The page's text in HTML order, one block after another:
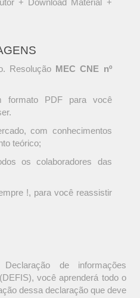
+ Download Material +
Resolução MEC CNE nº
formato PDF para você
com conhecimentos
teórico;
os colaboradores das
!, para você reassistir
de informações
você aprenderá todo o
dessa declaração que deve